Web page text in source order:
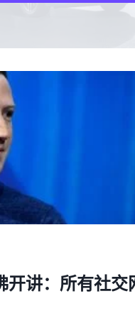
开讲：所有社交